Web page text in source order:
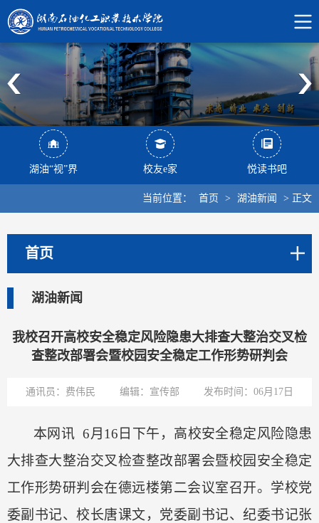
湖油“视”界 校友e家 悦读书吧
当前位置： 首页 > 湖油新闻 > 正文
首页
湖油新闻
我校召开高校安全稳定风险隐患大排查大整治交叉检
查整改部署会暨校园安全稳定工作形势研判会
通讯员：费伟民 编辑：宣传部 发布时间：06月17日
本网讯6月16日下午，高校安全稳定风险隐患
大排查大整治交叉检查整改部署会暨校园安全稳定
工作形势研判会在德远楼第二会议室召开。 学校党
委副书记、校长唐课文，党委副书记、纪委书记张